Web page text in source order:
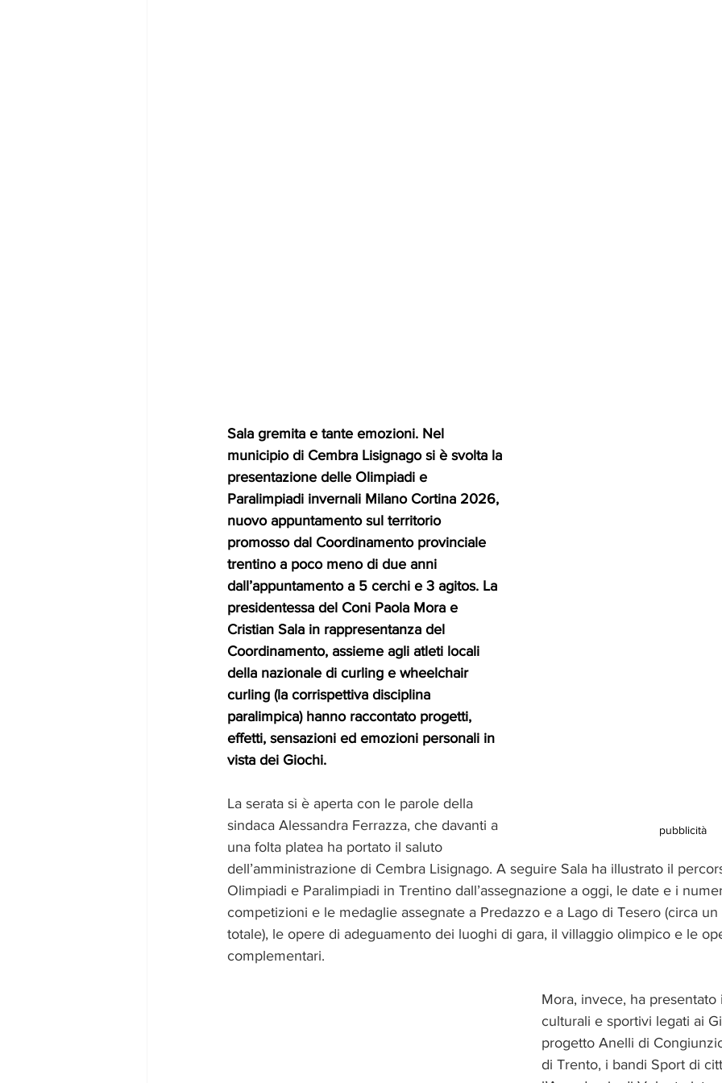
pubblicità
Sala gremita e tante emozioni. Nel
municipio di Cembra Lisignago si è svolta la
presentazione delle Olimpiadi e
Paralimpiadi invernali Milano Cortina 2026,
nuovo appuntamento sul territorio
promosso dal Coordinamento provinciale
trentino a poco meno di due anni
dall’appuntamento a 5 cerchi e 3 agitos. La
presidentessa del Coni Paola Mora e
Cristian Sala in rappresentanza del
Coordinamento, assieme agli atleti locali
della nazionale di curling e wheelchair
curling (la corrispettiva disciplina
paralimpica) hanno raccontato progetti,
effetti, sensazioni ed emozioni personali in
vista dei Giochi.
La serata si è aperta con le parole della
sindaca Alessandra Ferrazza, che davanti a
una folta platea ha portato il saluto
dell’amministrazione di Cembra Lisignago. A seguire Sala ha illustrato il
Olimpiadi e Paralimpiadi in Trentino dall’assegnazione a oggi, le date e i
competizioni e le medaglie assegnate a Predazzo e a Lago di Tesero (circa
totale), le opere di adeguamento dei luoghi di gara, il villaggio olimpico e le
complementari.
Mora, invece, ha
culturali e sportivi legati ai
progetto Anelli di
di Trento, i bandi Sport di